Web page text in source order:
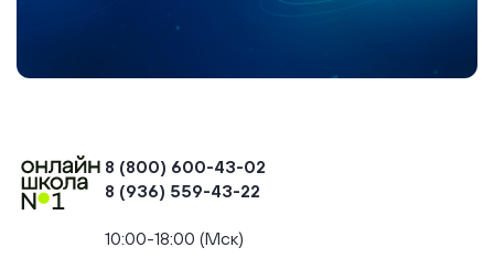
8 (800) 600-43-02
8 (936) 559-43-22
10:00-18:00 (Мск)